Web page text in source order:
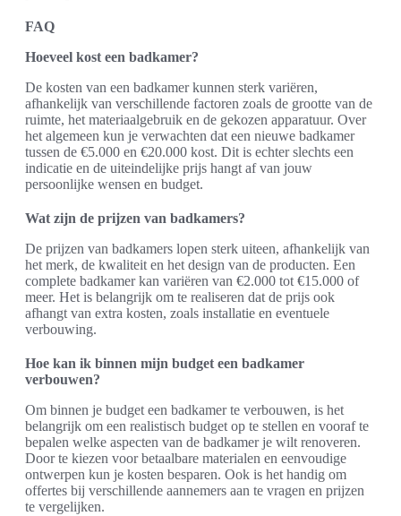
FAQ
Hoeveel kost een badkamer?
De kosten van een badkamer kunnen sterk variëren,
afhankelijk van verschillende factoren zoals de grootte van de
ruimte, het materiaalgebruik en de gekozen apparatuur. Over
het algemeen kun je verwachten dat een nieuwe badkamer
tussen de €5.000 en €20.000 kost. Dit is echter slechts een
indicatie en de uiteindelijke prijs hangt af van jouw
persoonlijke wensen en budget.
Wat zijn de prijzen van badkamers?
De prijzen van badkamers lopen sterk uiteen, afhankelijk van
het merk, de kwaliteit en het design van de producten. Een
complete badkamer kan variëren van €2.000 tot €15.000 of
meer. Het is belangrijk om te realiseren dat de prijs ook
afhangt van extra kosten, zoals installatie en eventuele
verbouwing.
Hoe kan ik binnen mijn budget een badkamer
verbouwen?
Om binnen je budget een badkamer te verbouwen, is het
belangrijk om een realistisch budget op te stellen en vooraf te
bepalen welke aspecten van de badkamer je wilt renoveren.
Door te kiezen voor betaalbare materialen en eenvoudige
ontwerpen kun je kosten besparen. Ook is het handig om
offertes bij verschillende aannemers aan te vragen en prijzen
te vergelijken.